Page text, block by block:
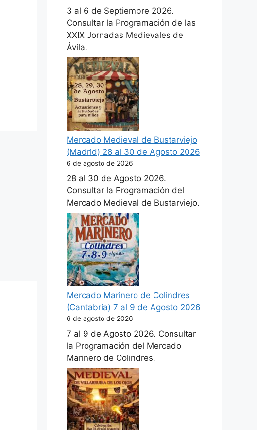
3 al 6 de Septiembre 2026.
Consultar la Programación de las
XXIX Jornadas Medievales de
Ávila.
Mercado Medieval de Bustarviejo
(Madrid) 28 al 30 de Agosto 2026
6 de agosto de 2026
28 al 30 de Agosto 2026.
Consultar la Programación del
Mercado Medieval de Bustarviejo.
Mercado Marinero de Colindres
(Cantabria) 7 al 9 de Agosto 2026
6 de agosto de 2026
7 al 9 de Agosto 2026. Consultar
la Programación del Mercado
Marinero de Colindres.